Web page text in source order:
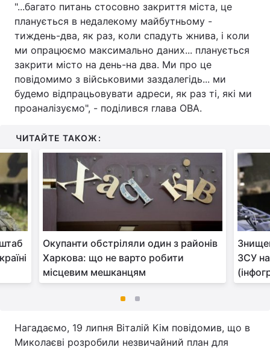
"...багато питань стосовно закриття міста, це
планується в недалекому майбутньому -
тиждень-два, як раз, коли спадуть жнива, і коли
ми опрацюємо максимально даних... планується
закрити місто на день-на два. Ми про це
повідомимо з військовими заздалегідь... ми
будемо відпрацьовувати адреси, як раз ті, які ми
проаналізуємо", - поділився глава ОВА.
ЧИТАЙТЕ ТАКОЖ:
Окупанти обстріляли один з районів
Харкова: що не варто робити
місцевим мешканцям
ЗСУ
Нагадаємо, 19 липня Віталій Кім повідомив, що в
Миколаєві розробили незвичайний план для